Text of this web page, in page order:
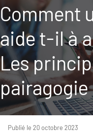
Comment
aide t-il à
Les
pairagogie
Publié le 20 octobre 2023